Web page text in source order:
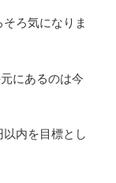
ろ気になりま
にあるのは今
内を目標とし